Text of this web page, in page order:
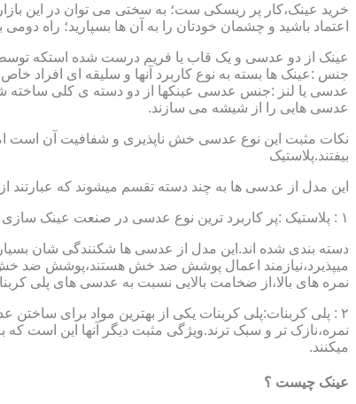
خرید عینک،کار پر ریسکی ست؛ به سختی می توان در این
اعتماد باشید و چشمان خودتان را به آن ها بسپارید؛ راه
عینک از دو عدسی و یک قاب یا فریم درست شده استکه توسط
جنس :عینک ها بسته به نوع کاربرد آنها و سلیقه ای افراد خاص
عدسی هایی را از شیشه می سازند.
نکات مثبت این نوع عدسی خش ناپذیری و شفافیت آن است
بیفتند.پلاستیک
این مدل از عدسی ها به چند دسته تقسم میشوند که عبارتند
۱ : پلاستیک :پر کاربرد ترین نوع عدسی در صنعت عینک سازی پلاستیک CR39 میباشد که بسته به نوع پوشش آنها،به انواعی نظیر : پلاستیک ساده،پلاستیک آنتی رفلکس،پلاستیک ضد خش،پلاستیک آب گریز و …..
دسته بندی شده اند.این مدل از عدسی ها شکنندگی شان
میپذیرد،نیازمند اعمال پوشش ضد خش هستند،پوشش ضد
نمره های بالا،از ضخامت بالایی نسبت به عدسی های پلی
۲ : پلی کربنات:پلی کربنات یکی از بهترین مواد برای
نمره،نازک تر و سبک ترند.ویژگی مثبت دیگر آنها این است که
میکنند.
عینک چیست ؟